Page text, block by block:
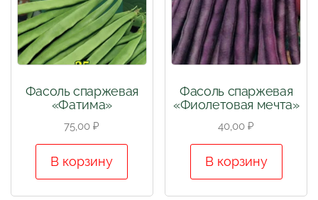
Фасоль спаржевая
«Фатима»
75,00₽
В корзину
Фасоль спаржевая
«Фиолетовая мечта»
40,00₽
В корзину